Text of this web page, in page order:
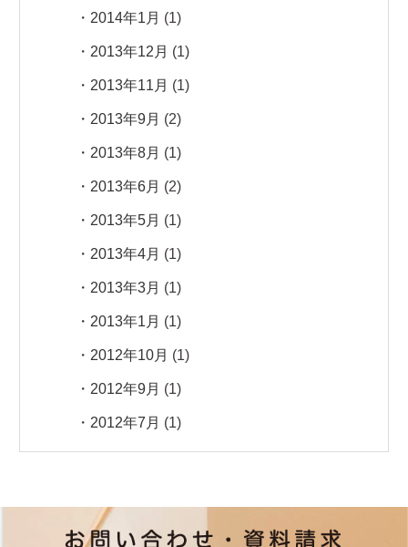
2014年1月 (1)
2013年12月 (1)
2013年11月 (1)
2013年9月 (2)
2013年8月 (1)
2013年6月 (2)
2013年5月 (1)
2013年4月 (1)
2013年3月 (1)
2013年1月 (1)
2012年10月 (1)
2012年9月 (1)
2012年7月 (1)